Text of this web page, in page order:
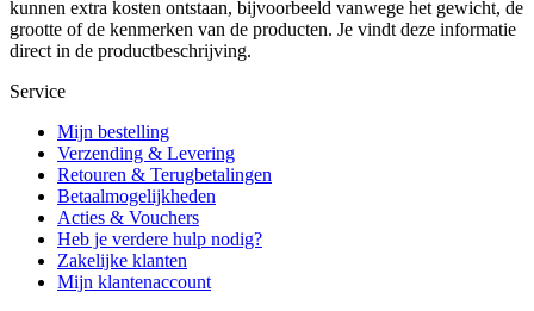
kunnen extra kosten ontstaan, bijvoorbeeld vanwege het gewicht, de
grootte of de kenmerken van de producten. Je vindt deze informatie
direct in de productbeschrijving.
Service
Mijn bestelling
Verzending & Levering
Retouren & Terugbetalingen
Betaalmogelijkheden
Acties & Vouchers
Heb je verdere hulp nodig?
Zakelijke klanten
Mijn klantenaccount